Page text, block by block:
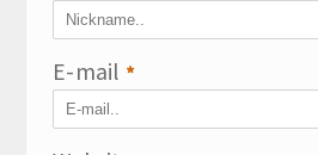
E-mail *